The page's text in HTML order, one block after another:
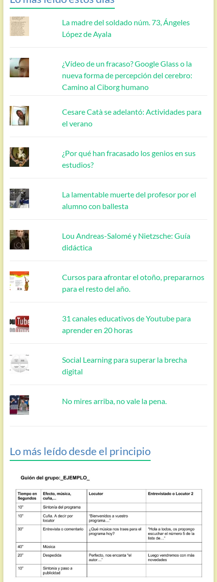
La madre del soldado núm. 73, Ángeles
López de Ayala
¿Vídeo de un fracaso? Google Glass o la
nueva forma de percepción del cerebro:
Camino al Ciborg humano
Cesare Catà se adelantó: Actividades para
el verano
¿Por qué han fracasado los genios en sus
estudios?
La lamentable muerte del profesor por el
alumno con ballesta
Lou Andreas-Salomé y Nietzsche: Guía
didáctica
Cursos para afrontar el otoño, prepararnos
para el resto del año.
31 canales educativos de Youtube para
aprender en 20 horas
Social Learning para superar la brecha
digital
No mires arriba, no vale la pena.
Lo más leído desde el principio